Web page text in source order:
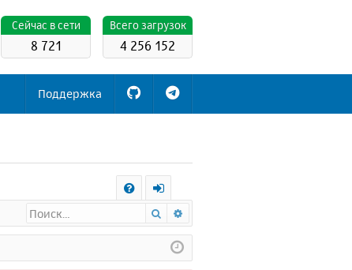
Всего загрузок
4 256 152
Cейчас в сети
8 721
Поддержка
Q
х
о
д
Поиск